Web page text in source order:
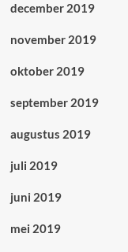
december 2019
november 2019
oktober 2019
september 2019
augustus 2019
juli 2019
juni 2019
mei 2019